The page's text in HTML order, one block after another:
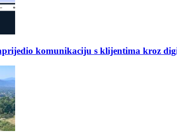
komunikaciju s klijentima kroz